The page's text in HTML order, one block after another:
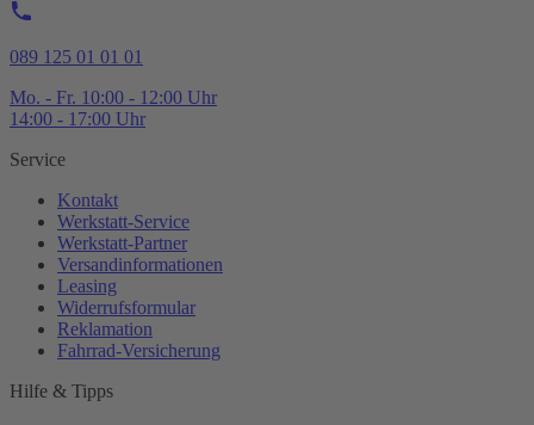
089 125 01 01 01
Mo. - Fr. 10:00 - 12:00 Uhr
14:00 - 17:00 Uhr
Service
Kontakt
Werkstatt-Service
Werkstatt-Partner
Versandinformationen
Leasing
Widerrufsformular
Reklamation
Fahrrad-Versicherung
Hilfe & Tipps